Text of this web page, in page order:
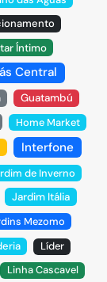
Íntimo
Central
Guatambú
Home Market
Interfone
de Inverno
Jardim Itália
Mezomo
Líder
Linha Cascavel